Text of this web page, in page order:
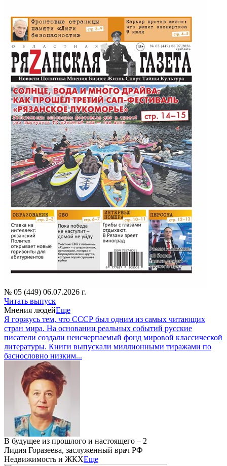
№ 05 (449) 06.07.2026 г.
Читать выпуск
Мнения людейЕще
Я горжусь тем, что СССР был одним из самых читающих
стран мира. На основании реальных событий русские
писатели создали неисчерпаемый фонд мировой классической
литературы. Книги выпускали миллионными тиражами по
баснословно низким...
В будущее из прошлого и настоящего – 2
Лидия Горазеева, заслуженный врач РФ
Недвижимость и ЖКХЕще